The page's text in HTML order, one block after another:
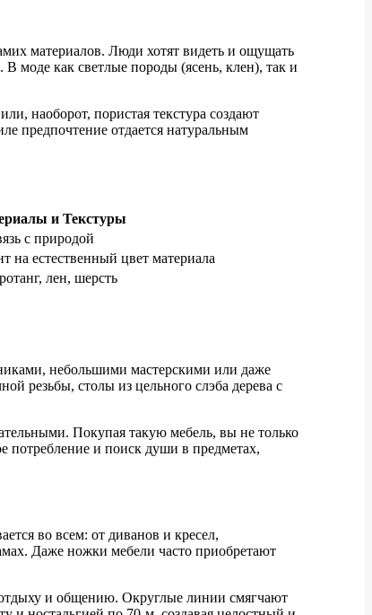
материалов. Люди хотят видеть и ощущать
В моде как светлые породы (ясень, клен), так и
наоборот, пористая текстура создают
предпочтение отдается натуральным
и Текстуры
с природой
на естественный цвет материала
лен, шерсть
небольшими мастерскими или даже
резьбы, столы из цельного слэба дерева с
Покупая такую мебель, вы не только
потребление и поиск души в предметах,
во всем: от диванов и кресел,
Даже ножки мебели часто приобретают
и общению. Округлые линии смягчают